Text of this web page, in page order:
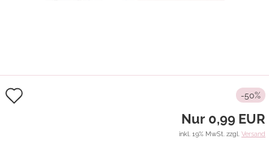
-50%
Nur 0,99 EUR
inkl. 19% MwSt. zzgl. Versand